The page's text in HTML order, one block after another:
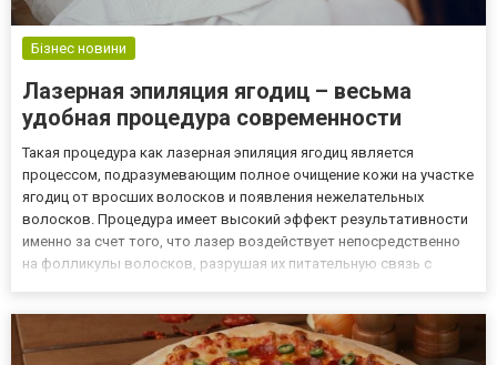
Бізнес новини
Лазерная эпиляция ягодиц – весьма
удобная процедура современности
Такая процедура как лазерная эпиляция ягодиц является
процессом, подразумевающим полное очищение кожи на участке
ягодиц от вросших волосков и появления нежелательных
волосков. Процедура имеет высокий эффект результативности
именно за счет того, что лазер воздействует непосредственно
на фолликулы волосков, разрушая их питательную связь с